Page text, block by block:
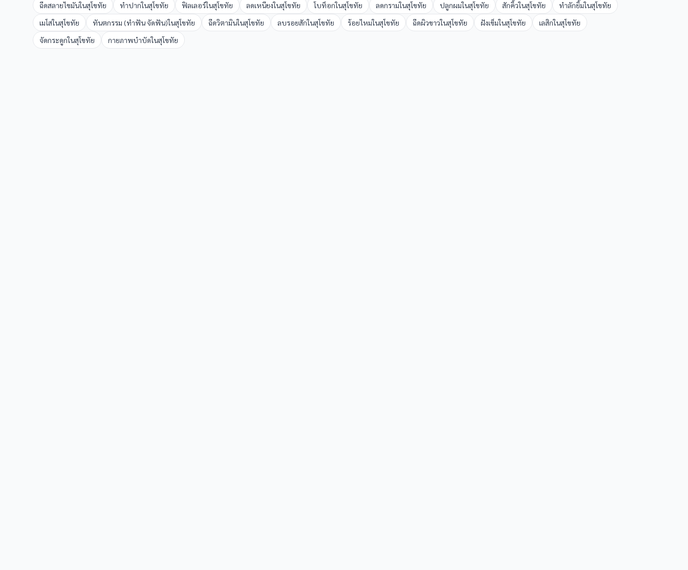
ฉีดสลายไขมันในสุโขทัย ทำปากในสุโขทัย ฟิลเลอร์ในสุโขทัย ลดเหนียงในสุโขทัย โบท็อกในสุโขทัย ลดกรามในสุโขทัย ปลูกผมในสุโขทัย สักคิ้วในสุโขทัย ทำลักยิ้มในสุโขทัย
เมโสในสุโขทัย ทันตกรรม (ทำฟัน จัดฟัน)ในสุโขทัย ฉีดวิตามินในสุโขทัย ลบรอยสักในสุโขทัย ร้อยไหมในสุโขทัย ฉีดผิวขาวในสุโขทัย ฝังเข็มในสุโขทัย เลสิกในสุโขทัย
จัดกระดูกในสุโขทัย กายภาพบำบัดในสุโขทัย